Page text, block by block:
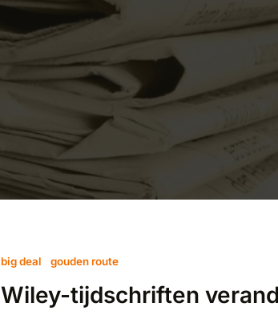
big deal gouden route
Wiley-tijdschriften